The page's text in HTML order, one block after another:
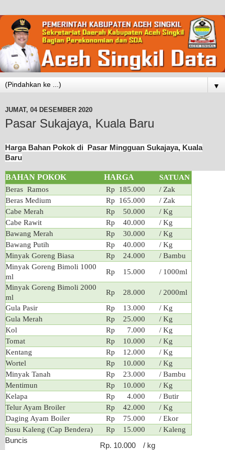
▼
JUMAT, 04 DESEMBER 2020
Pasar Sukajaya, Kuala Baru
Harga Bahan Pokok di Pasar Mingguan Sukajaya, Kuala
Baru
BAHAN POKOK HARGA
SATUAN
Beras Ramos
Rp 185.000
/ Zak
Beras Medium
Rp 165.000
/ Zak
Cabe Merah
Rp 50.000
/ Kg
Cabe Rawit
Rp 40.000
/ Kg
Bawang Merah
Rp 30.000
/ Kg
Bawang Putih
Rp 40.000
/ Kg
Minyak Goreng Biasa
Rp 24.000
/ Bambu
Minyak Goreng Bimoli 1000
ml
Rp 15.000
/ 1000ml
Minyak Goreng Bimoli 2000
ml
Rp 28.000
/ 2000ml
Gula Pasir
Rp 13.000
/ Kg
Gula Merah
Rp 25.000
/ Kg
Kol
Rp 7.000
/ Kg
Tomat
Rp 10.000
/ Kg
Kentang
Rp 12.000
/ Kg
Wortel
Rp 10.000
/ Kg
Minyak Tanah
Rp 23.000
/ Bambu
Mentimun
Rp 10.000
/ Kg
Kelapa
Rp 4.000
/ Butir
Telur Ayam Broiler
Rp 42.000
/ Kg
Daging Ayam Boiler
Rp 75.000
/ Ekor
Susu Kaleng (Cap Bendera)
Rp 15.000
/ Kaleng
Buncis
Rp. 10.000 / kg